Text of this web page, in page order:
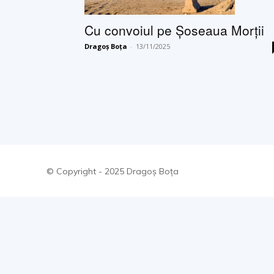
Cu convoiul pe Şoseaua Morţii
Dragoș Boța - 13/11/2025
© Copyright - 2025 Dragoș Boța